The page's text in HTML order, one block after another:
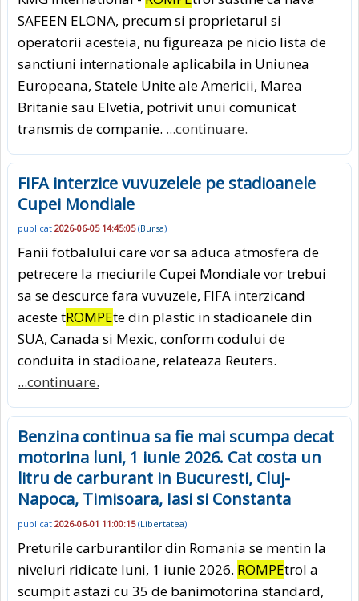
SAFEEN ELONA, precum si proprietarul si
operatorii acesteia, nu figureaza pe nicio lista de
sanctiuni internationale aplicabila in Uniunea
Europeana, Statele Unite ale Americii, Marea
Britanie sau Elvetia, potrivit unui comunicat
transmis de companie. ...continuare.
FIFA interzice vuvuzelele pe stadioanele
Cupei Mondiale
publicat 2026-06-05 14:45:05(Bursa)
Fanii fotbalului care vor sa aduca atmosfera de
petrecere la meciurile Cupei Mondiale vor trebui
sa se descurce fara vuvuzele, FIFA interzicand
aceste tROMPEte din plastic in stadioanele din
SUA, Canada si Mexic, conform codului de
conduita in stadioane, relateaza Reuters.
...continuare.
Benzina continua sa fie mai scumpa decat
motorina luni, 1 iunie 2026. Cat costa un
litru de carburant in Bucuresti, Cluj-
Napoca, Timisoara, Iasi si Constanta
publicat 2026-06-01 11:00:15(Libertatea)
Preturile carburantilor din Romania se mentin la
niveluri ridicate luni, 1 iunie 2026. ROMPEtrol a
scumpit astazi cu 35 de banimotorina standard,